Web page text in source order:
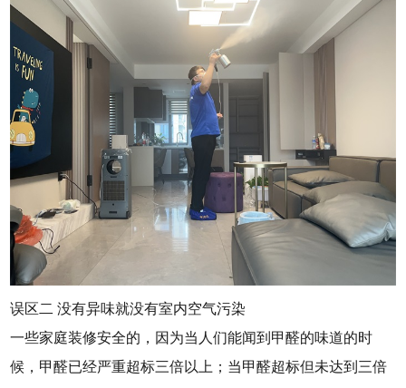
误区二 没有异味就没有室内空气污染
一些家庭装修安全的，因为当人们能闻到甲醛的味道的时
候，甲醛已经严重超标三倍以上；当甲醛超标但未达到三倍